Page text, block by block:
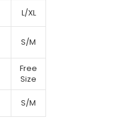
L/XL
S/M
Free
Size
S/M